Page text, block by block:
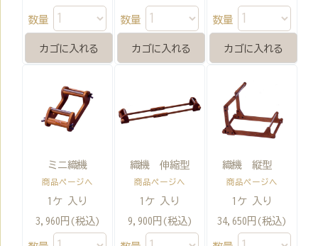
数量 数量 数量
ミニ織機
商品ページへ
1ケ 入り
3,960円(税込)
織機 伸縮型
商品ページへ
1ケ 入り
9,900円(税込)
織機 縦型
商品ページへ
1ケ 入り
34,650円(税込)